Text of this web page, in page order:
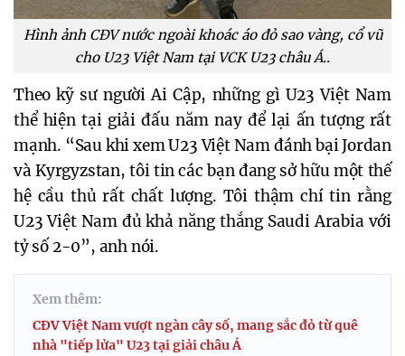
Hình ảnh CĐV nước ngoài khoác áo đỏ sao vàng, cổ vũ
cho U23 Việt Nam tại VCK U23 châu Á..
Theo kỹ sư người Ai Cập, những gì U23 Việt Nam
thể hiện tại giải đấu năm nay để lại ấn tượng rất
mạnh. “Sau khi xem U23 Việt Nam đánh bại Jordan
và Kyrgyzstan, tôi tin các bạn đang sở hữu một thế
hệ cầu thủ rất chất lượng. Tôi thậm chí tin rằng
U23 Việt Nam đủ khả năng thắng Saudi Arabia với
tỷ số 2-0”, anh nói.
Xem thêm:
CĐV Việt Nam vượt ngàn cây số, mang sắc đỏ từ quê
nhà "tiếp lửa" U23 tại giải châu Á